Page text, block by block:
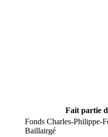
Fait partie
Fonds Charles-Philippe-
Baillairgé